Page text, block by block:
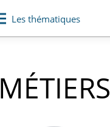
Les thématiques
MÉTIERS